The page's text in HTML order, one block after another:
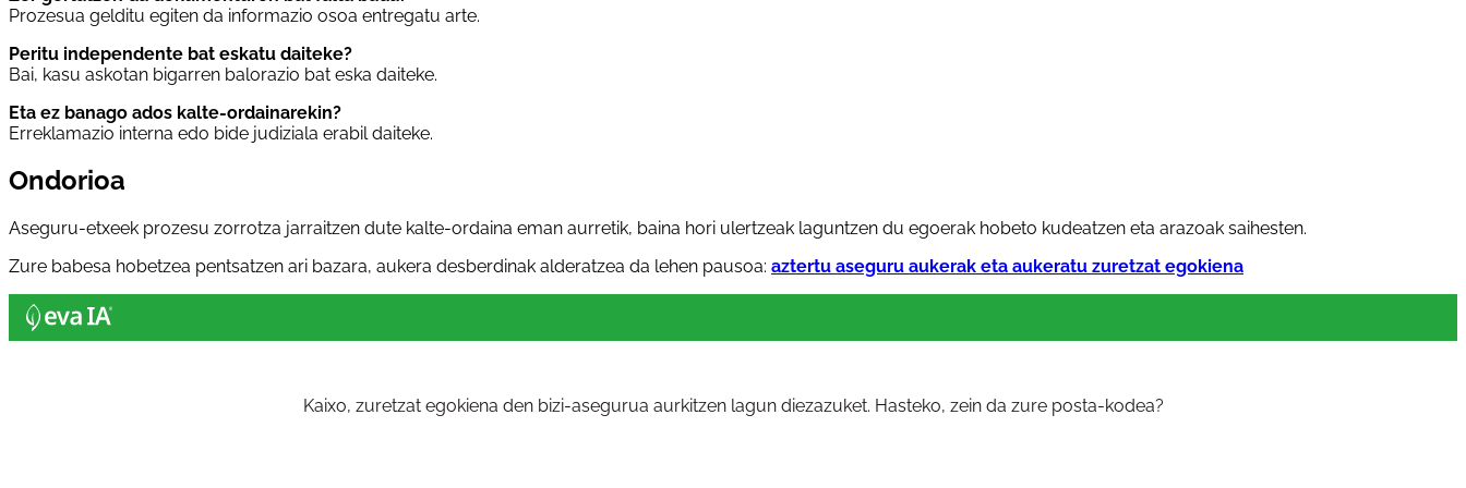
Prozesua gelditu egiten da informazio osoa entregatu arte.
Peritu independente bat eskatu daiteke?
Bai, kasu askotan bigarren balorazio bat eska daiteke.
Eta ez banago ados kalte-ordainarekin?
Erreklamazio interna edo bide judiziala erabil daiteke.
Ondorioa
Aseguru-etxeek prozesu zorrotza jarraitzen dute kalte-ordaina eman aurretik, baina hori ulertzeak laguntzen du egoerak hobeto kudeatzen eta arazoak saihesten.
Zure babesa hobetzea pentsatzen ari bazara, aukera desberdinak alderatzea da lehen pausoa: aztertu aseguru aukerak eta aukeratu zuretzat egokiena
Kaixo, zuretzat egokiena den bizi-asegurua aurkitzen lagun diezazuket. Hasteko, zein da zure posta-kodea?